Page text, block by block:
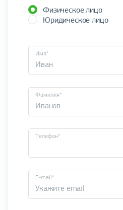
Физическое лицо
Юридическое лицо
Имя*
Фамилия*
Телефон*
E-mail*